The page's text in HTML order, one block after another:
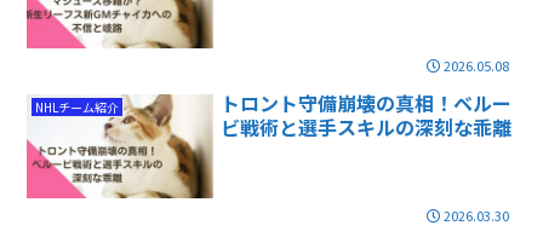
2026.05.08
NHLチーム紹介
トロント守備崩壊の真相！ベルー
ビ戦術と選手スキルの深刻な乖離
2026.03.30